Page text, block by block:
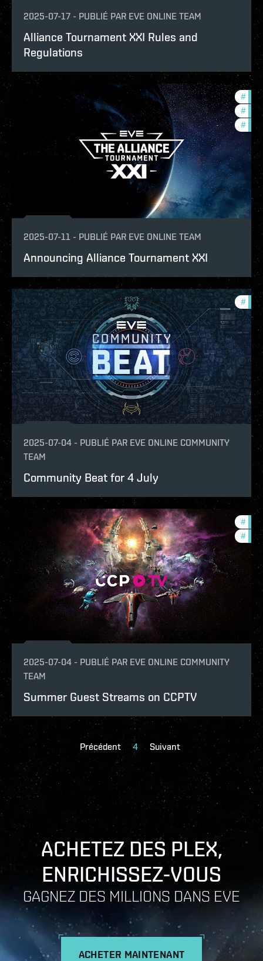
2025-07-17 - PUBLIÉ PAR EVE ONLINE TEAM
Alliance Tournament XXI Rules and
Regulations
#
#
#
2025-07-11 - PUBLIÉ PAR EVE ONLINE TEAM
Announcing Alliance Tournament XXI
#
2025-07-04 - PUBLIÉ PAR EVE ONLINE COMMUNITY
TEAM
Community Beat for 4 July
#
#
2025-07-04 - PUBLIÉ PAR EVE ONLINE COMMUNITY
TEAM
Summer Guest Streams on CCPTV
Précédent 4 Suivant
ACHETEZ DES PLEX,
ENRICHISSEZ-VOUS
GAGNEZ DES MILLIONS DANS EVE
ACHETER MAINTENANT